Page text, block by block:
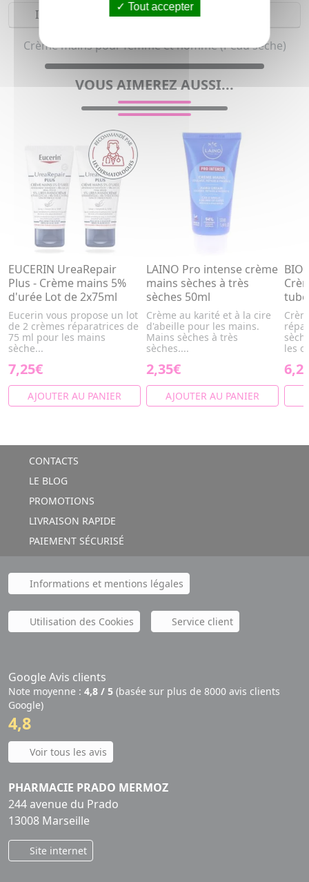
Indications
Crème mains pour femme et homme (Peau sèche)
VOUS AIMEREZ AUSSI...
EUCERIN UreaRepair
Plus - Crème mains 5%
d'urée Lot de 2x75ml
Eucerin vous propose un lot
de 2 crèmes réparatrices de
75 ml pour les mains
sèche...
7,25€
AJOUTER AU PANIER
LAINO Pro intense crème
mains sèches à très
sèches 50ml
Crème au karité et à la cire
d'abeille pour les mains.
Mains sèches à très
sèches....
2,35€
AJOUTER AU PANIER
les
CONTACTS
LE BLOG
PROMOTIONS
LIVRAISON RAPIDE
PAIEMENT SÉCURISÉ
Informations et mentions légales
Utilisation des Cookies Service client
Google Avis clients
Note moyenne : 4,8 / 5 (basée sur plus de 8000 avis clients
Google)
4,8
Voir tous les avis
PHARMACIE PRADO MERMOZ
244 avenue du Prado
13008 Marseille
Site internet
Tout accepter